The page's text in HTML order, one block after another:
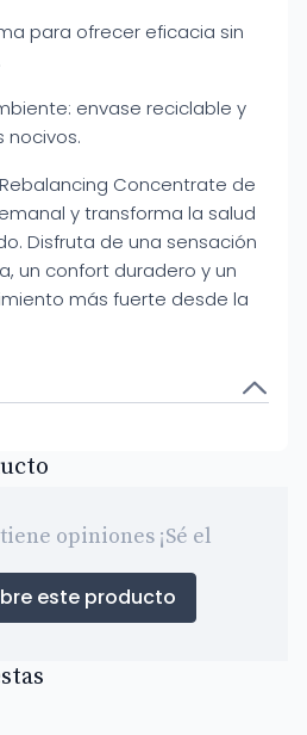
para ofrecer eficacia sin
envase reciclable y
nocivos.
Concentrate de
y transforma la salud
Disfruta de una sensación
un confort duradero y un
más fuerte desde la
opiniones ¡Sé el
este producto